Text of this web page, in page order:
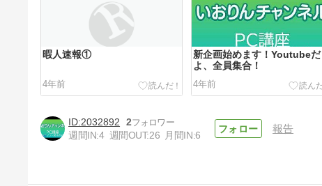
暇人速報①
4年前
新企画始めます！Youtubeだ
よ、全員集合！
4年前
2032892
2
週間IN:4 週間OUT:26 月間IN:6
報告